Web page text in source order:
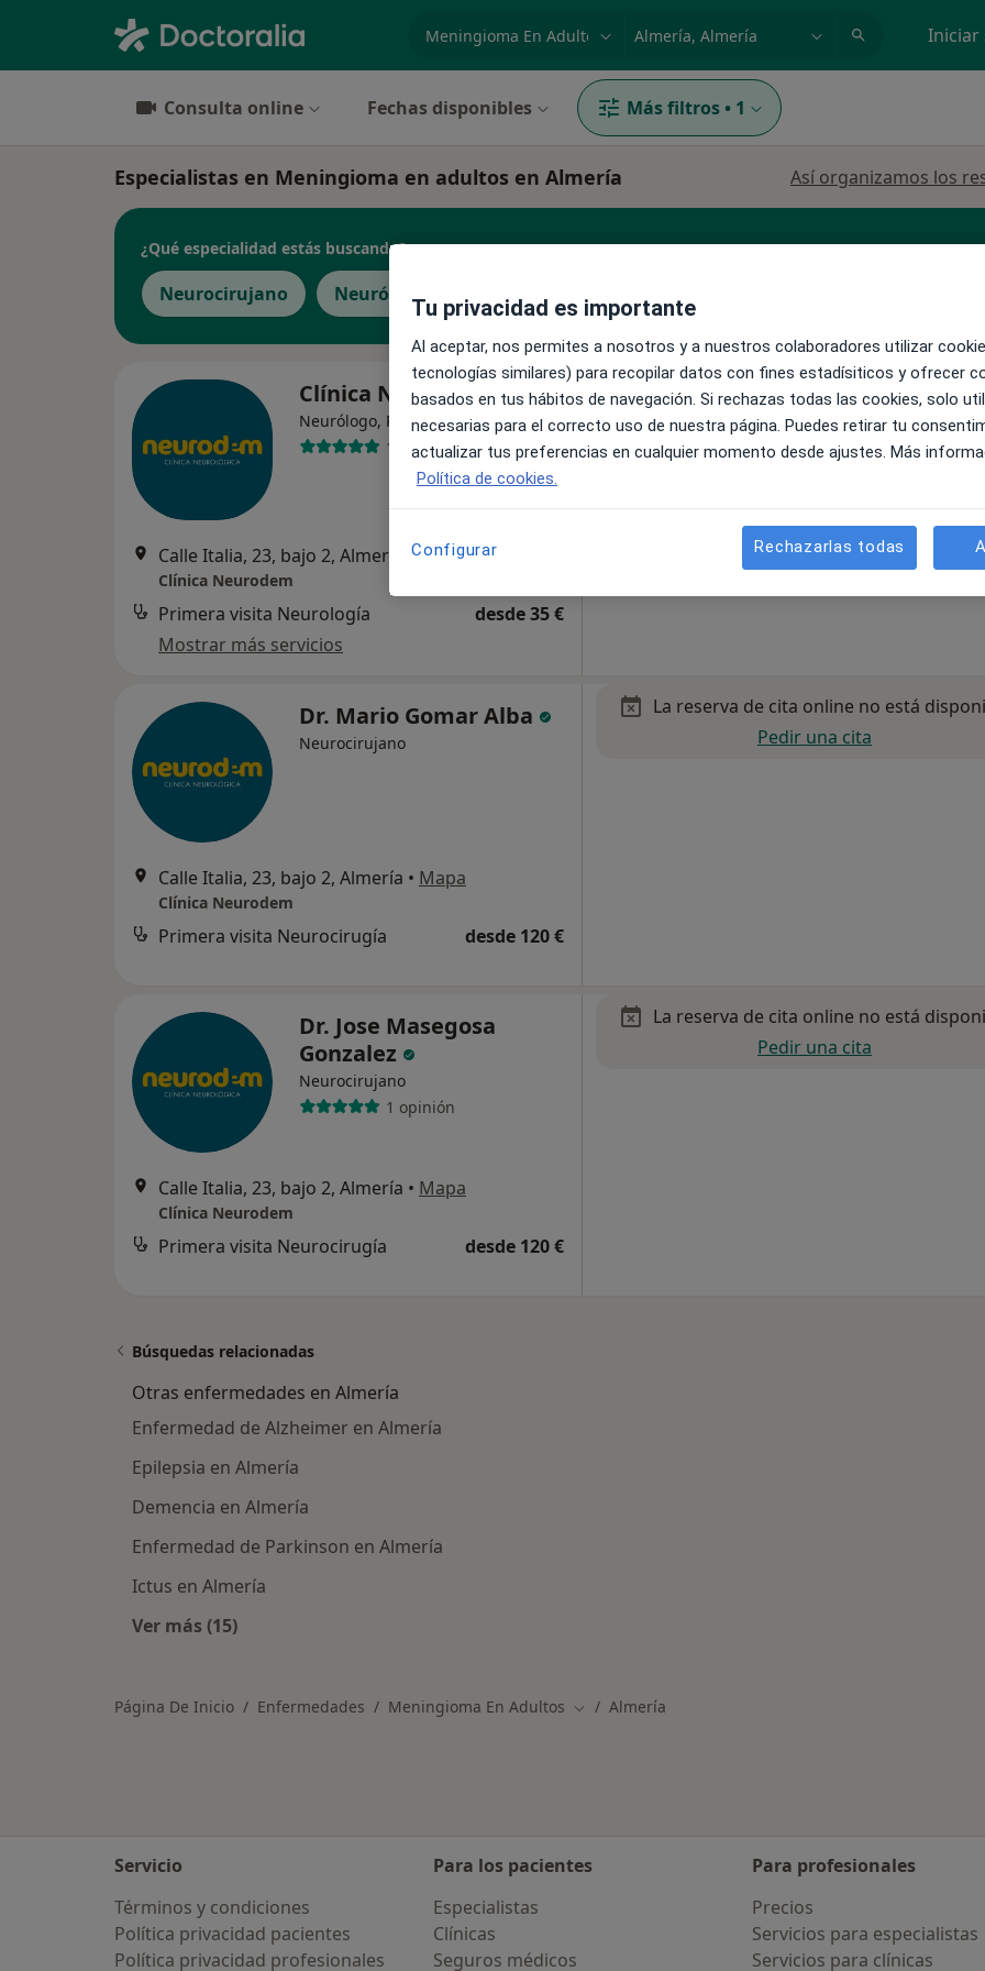
especialidad, enfermedad o nombre
p. ej. Madrid Iniciar
Consulta online Fechas disponibles Más filtros • 1
Especialistas en Meningioma en adultos en Almería Así organizamos los
¿Qué especialidad estás buscando?
Neurocirujano Neurólogo Pediatra
Clínica Neurodem
Neurólogo, Pediatra, Psiquiatra
101 opiniones
Calle Italia, 23, bajo 2, Almería •Mapa
Clínica Neurodem
Primera visita Neurología
desde 35 €
Mostrar más servicios
La reserva de cita online no está
Mostrar perfil
Dr. Mario Gomar Alba
Neurocirujano
Calle Italia, 23, bajo 2, Almería • Mapa
Clínica Neurodem
Primera visita Neurocirugía desde 120 €
La reserva de cita online no está
Pedir una cita
Dr. Jose Masegosa
Gonzalez
Neurocirujano
1 opinión
Calle Italia, 23, bajo 2, Almería • Mapa
Clínica Neurodem
Primera visita Neurocirugía desde 120 €
La reserva de cita online no está
Pedir una cita
Búsquedas relacionadas
Otras enfermedades en Almería
Enfermedad de Alzheimer en Almería
Epilepsia en Almería
Demencia en Almería
Enfermedad de Parkinson en Almería
Ictus en Almería
Ver más (15)
Página De Inicio Enfermedades Meningioma En Adultos Cambiar de ciudad
Almería
Servicio
Términos y condiciones
Política privacidad pacientes
Política privacidad profesionales
Para los pacientes
Especialistas
Clínicas
Seguros médicos
Para profesionales
Precios
Servicios para especialistas
Servicios para clínicas
Tu privacidad es importante
Al aceptar, nos permites a nosotros y a nuestros colaboradores utilizar
tecnologías similares) para recopilar datos con fines estadísiticos y ofrecer
basados en tus hábitos de navegación. Si rechazas todas las cookies, solo
necesarias para el correcto uso de nuestra página. Puedes retirar tu
actualizar tus preferencias en cualquier momento desde ajustes. Más
Política de cookies.
Configurar Rechazarlas todas